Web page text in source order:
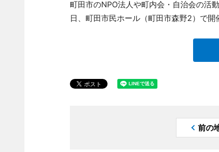
町田市のNPO法人や町内会・自治会の活
日、町田市民ホール（町田市森野2）で開
前の